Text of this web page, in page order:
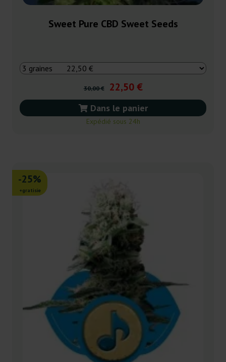
Sweet Pure CBD Sweet Seeds
30,00 € 22,50 €
Dans le panier
Expédié sous 24h
-25%
+gratisie